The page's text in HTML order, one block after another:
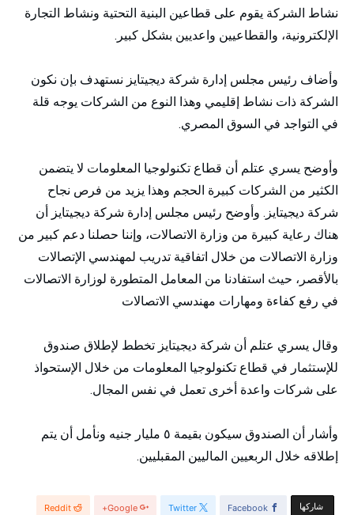
نشاط الشركة يقوم على قطاعين البنية التحتية ونشاط التجارة
الإلكترونية، والقطاعيين واعديين بشكل كبير.
وأضاف رئيس مجلس إدارة شركة ديجيتايز نستهدف بإن نكون
الشركة ذات نشاط إقليمي وهذا النوع من الشركات يوجه قلة
في التواجد في السوق المصري.
وأوضح يسري عتلم أن قطاع تكنولوجيا المعلومات لا يتضمن
الكثير من الشركات كبيرة الحجم وهذا يزيد من فرص نجاح
شركة ديجيتايز. وأوضح رئيس مجلس إدارة شركة ديجيتايز أن
هناك رعاية كبيرة من وزارة الاتصالات، وإننا حصلنا دعم كبير من
وزارة الاتصالات من خلال اتفاقية تدريب لمهندسي الإتصالات
بالأقصر، حيث استفادنا من المعامل المتطورة لوزارة الاتصالات
في رفع كفاءة ومهارات مهندسي الاتصالات
وقال يسري عتلم أن شركة ديجيتايز تخطط لإطلاق صندوق
للإستثمار في قطاع تكنولوجيا المعلومات من خلال الإستحواذ
على شركات واعدة أخرى تعمل في نفس المجال.
وأشار أن الصندوق سيكون بقيمة ٥ مليار جنيه ونأمل أن يتم
إطلاقه خلال الربعيين الماليين المقبليين.
‫‫ شاركها‬ Facebook
Twitter
Google+
Reddit